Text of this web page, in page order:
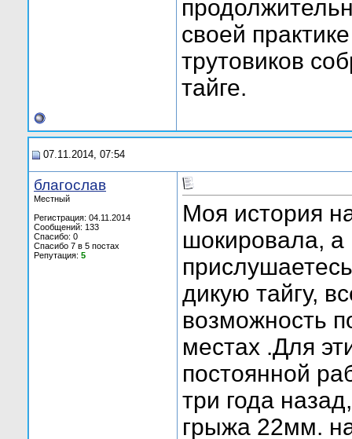
своей
трутовиков
тайге.
07.11.2014, 07:54
благослав
Местный
Регистрация: 04.11.2014
Сообщений: 133
Спасибо: 0
Спасибо 7 в 5 постах
Репутация: 5
Моя история
шокировала, а
дикую тайгу,
возможность
местах .Для
постоянной
три года
грыжа 22мм.